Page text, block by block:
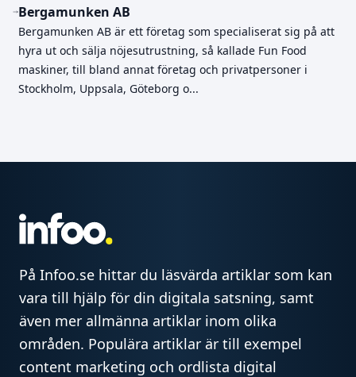
Bergamunken AB
Bergamunken AB är ett företag som specialiserat sig på att
hyra ut och sälja nöjesutrustning, så kallade Fun Food
maskiner, till bland annat företag och privatpersoner i
Stockholm, Uppsala, Göteborg o...
På Infoo.se hittar du läsvärda artiklar som kan
vara till hjälp för din digitala satsning, samt
även mer allmänna artiklar inom olika
områden. Populära artiklar är till exempel
content marketing och ordlista digital